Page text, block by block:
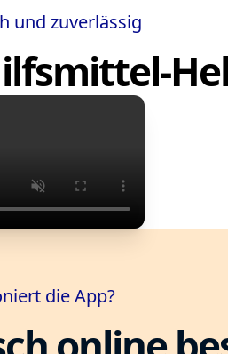
und zuverlässig
die App?